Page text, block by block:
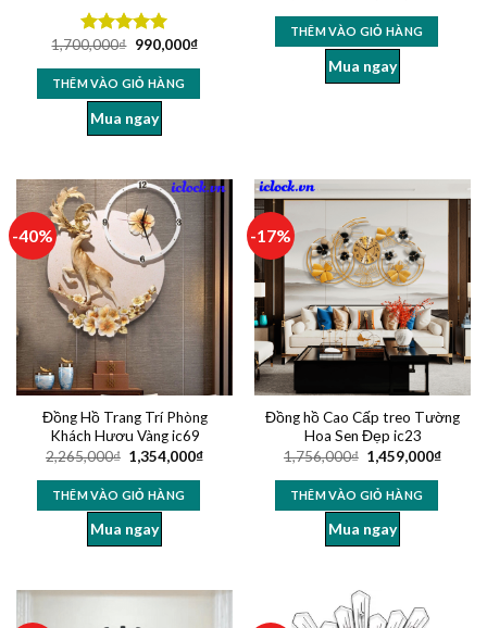
Được xếp
5 sao
1,700,000₫ 990,000₫
THÊM VÀO GIỎ HÀNG
Mua ngay
THÊM VÀO GIỎ HÀNG
Mua ngay
-40%
Đồng Hồ Trang Trí Phòng
Khách Hươu Vàng ic69
2,265,000₫ 1,354,000₫
THÊM VÀO GIỎ HÀNG
Mua ngay
-17%
Đồng hồ Cao Cấp treo Tường
Hoa Sen Đẹp ic23
1,756,000₫ 1,459,000₫
THÊM VÀO GIỎ HÀNG
Mua ngay